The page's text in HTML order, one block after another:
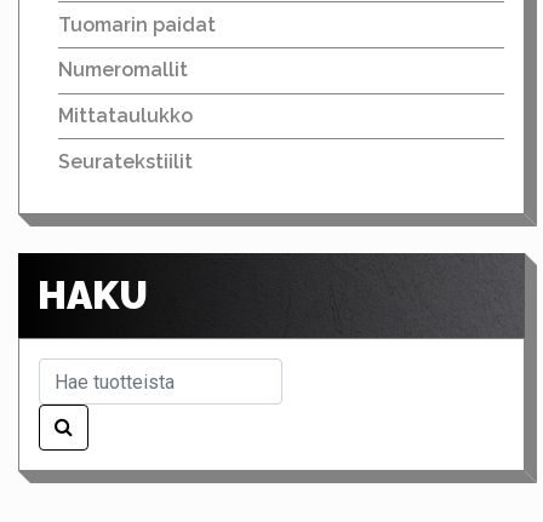
Tuomarin paidat
Numeromallit
Mittataulukko
Seuratekstiilit
HAKU